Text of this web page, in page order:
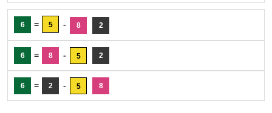
6 = 5 - 8 2
6 = 8 - 5 2
6 = 2 - 5 8